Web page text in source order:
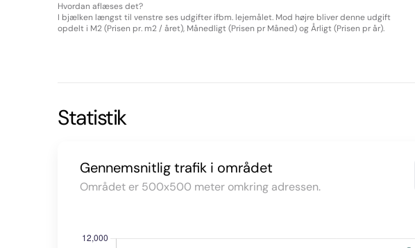
Hvordan aflæses det?
I bjælken længst til venstre ses udgifter ifbm. lejemålet. Mod højre bliver denne udgift
opdelt i M2 (Prisen pr. m2 / året), Månedligt (Prisen pr Måned) og Årligt (Prisen pr år).
Statistik
Gennemsnitlig trafik i området
Området er 500x500 meter omkring adressen.